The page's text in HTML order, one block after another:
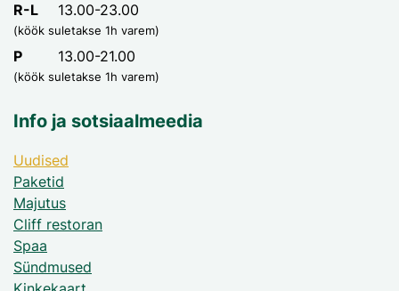
R-L 13.00-23.00
(köök suletakse 1h varem)
P 13.00-21.00
(köök suletakse 1h varem)
Info ja sotsiaalmeedia
Uudised
Paketid
Majutus
Cliff restoran
Spaa
Sündmused